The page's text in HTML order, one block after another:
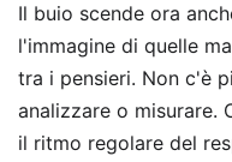
Il buio scende ora
l'immagine di quelle
tra i pensieri. Non c'è
analizzare o misurare.
il ritmo regolare del